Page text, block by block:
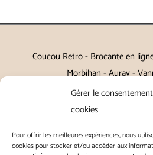
Gérer le
cookies
Pour offrir les meilleures expériences, nous
cookies pour stocker et/ou accéder aux
Coucou Retro - Brocante en
Morbihan - Auray -
Petits meubles, décoration, miroirs,
Campagne